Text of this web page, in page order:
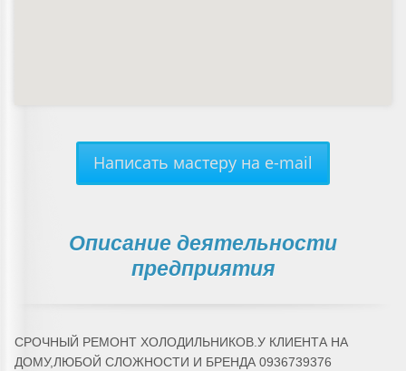
Написать мастеру на e-mail
Описание деятельности
предприятия
СРОЧНЫЙ РЕМОНТ ХОЛОДИЛЬНИКОВ.У КЛИЕНТА НА
ДОМУ,ЛЮБОЙ СЛОЖНОСТИ И БРЕНДА 0936739376